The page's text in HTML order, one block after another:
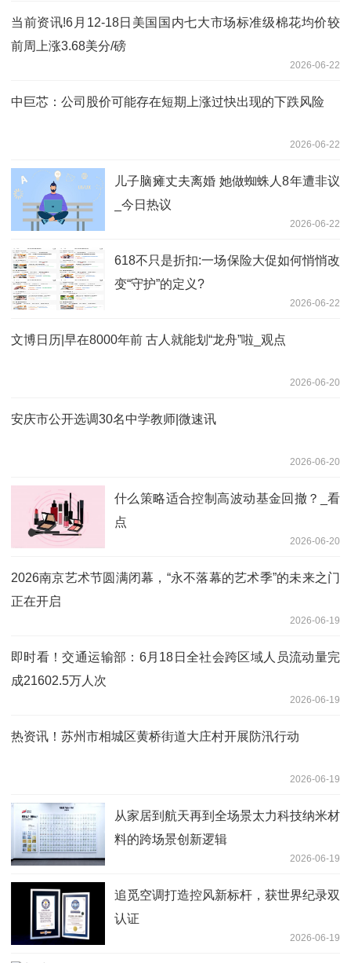
当前资讯!6月12-18日美国国内七大市场标准级棉花均价较
前周上涨3.68美分/磅
2026-06-22
中巨芯：公司股价可能存在短期上涨过快出现的下跌风险
2026-06-22
儿子脑瘫丈夫离婚 她做蜘蛛人8年遭非议
_今日热议
2026-06-22
618不只是折扣:一场保险大促如何悄悄改
变“守护”的定义?
2026-06-22
文博日历|早在8000年前 古人就能划“龙舟”啦_观点
2026-06-20
安庆市公开选调30名中学教师|微速讯
2026-06-20
什么策略适合控制高波动基金回撤？_看
点
2026-06-20
2026南京艺术节圆满闭幕，“永不落幕的艺术季”的未来之门
正在开启
2026-06-19
即时看！交通运输部：6月18日全社会跨区域人员流动量完
成21602.5万人次
2026-06-19
热资讯！苏州市相城区黄桥街道大庄村开展防汛行动
2026-06-19
从家居到航天再到全场景太力科技纳米材
料的跨场景创新逻辑
2026-06-19
追觅空调打造控风新标杆，获世界纪录双
认证
2026-06-19